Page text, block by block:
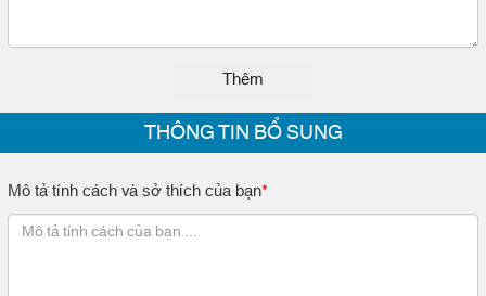
Thêm
THÔNG TIN BỔ SUNG
Mô tả tính cách và sở thích của bạn*